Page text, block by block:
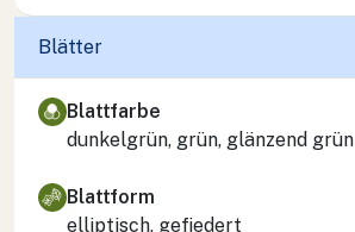
Blätter
Blattfarbe
dunkelgrün, grün, glänzend grün
Blattform
elliptisch, gefiedert